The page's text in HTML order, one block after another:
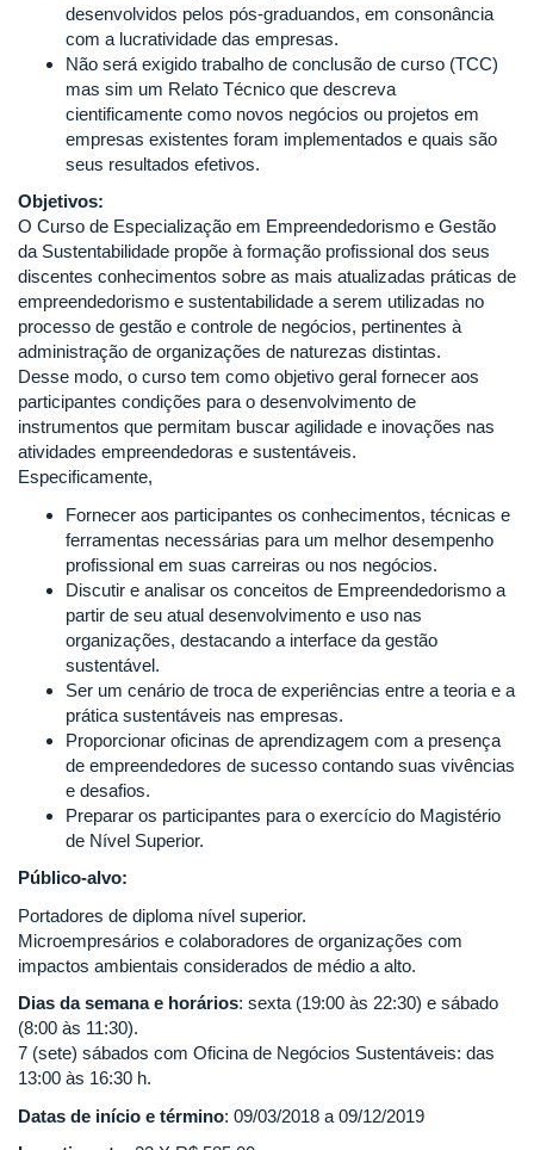
desenvolvidos pelos pós-graduandos, em consonância
com a lucratividade das empresas.
Não será exigido trabalho de conclusão de curso (TCC)
mas sim um Relato Técnico que descreva
cientificamente como novos negócios ou projetos em
empresas existentes foram implementados e quais são
seus resultados efetivos.
Objetivos:
O Curso de Especialização em Empreendedorismo e Gestão
da Sustentabilidade propõe à formação profissional dos seus
discentes conhecimentos sobre as mais atualizadas práticas de
empreendedorismo e sustentabilidade a serem utilizadas no
processo de gestão e controle de negócios, pertinentes à
administração de organizações de naturezas distintas.
Desse modo, o curso tem como objetivo geral fornecer aos
participantes condições para o desenvolvimento de
instrumentos que permitam buscar agilidade e inovações nas
atividades empreendedoras e sustentáveis.
Especificamente,
Fornecer aos participantes os conhecimentos, técnicas e
ferramentas necessárias para um melhor desempenho
profissional em suas carreiras ou nos negócios.
Discutir e analisar os conceitos de Empreendedorismo a
partir de seu atual desenvolvimento e uso nas
organizações, destacando a interface da gestão
sustentável.
Ser um cenário de troca de experiências entre a teoria e a
prática sustentáveis nas empresas.
Proporcionar oficinas de aprendizagem com a presença
de empreendedores de sucesso contando suas vivências
e desafios.
Preparar os participantes para o exercício do Magistério
de Nível Superior.
Público-alvo:
Portadores de diploma nível superior.
Microempresários e colaboradores de organizações com
impactos ambientais considerados de médio a alto.
Dias da semana e horários: sexta (19:00 às 22:30) e sábado
(8:00 às 11:30).
7 (sete) sábados com Oficina de Negócios Sustentáveis: das
13:00 às 16:30 h.
Datas de início e término: 09/03/2018 a 09/12/2019